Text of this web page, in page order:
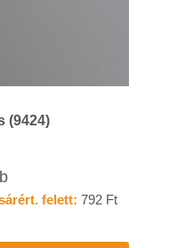
(9424)
felett: 792 Ft